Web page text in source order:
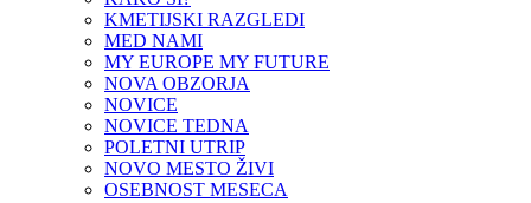
KMETIJSKI RAZGLEDI
MED NAMI
MY EUROPE MY FUTURE
NOVA OBZORJA
NOVICE
NOVICE TEDNA
POLETNI UTRIP
NOVO MESTO ŽIVI
OSEBNOST MESECA